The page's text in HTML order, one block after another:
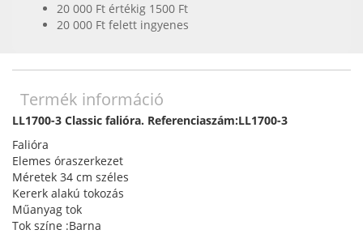
20 000 Ft értékig 1500 Ft
20 000 Ft felett ingyenes
Termék információ
LL1700-3 Classic falióra. Referenciaszám:LL1700-3
Falióra
Elemes óraszerkezet
Méretek 34 cm széles
Kererk alakú tokozás
Műanyag tok
Tok színe :Barna